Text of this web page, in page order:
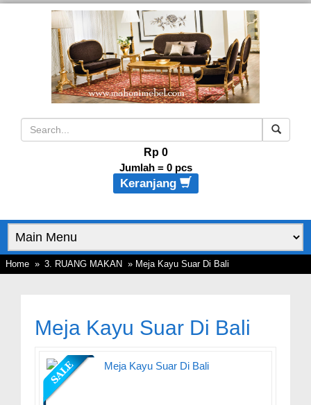
Rp 0
Jumlah = 0pcs
Keranjang
Home » 3. RUANG MAKAN » Meja Kayu Suar Di Bali
Meja Kayu Suar Di Bali